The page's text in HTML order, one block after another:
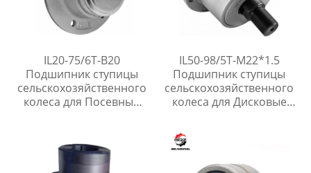
IL20-75/6T-B20
Подшипник ступицы
сельскохозяйственного
колеса для Посевные
IL50-98/5T-M22*1.5
Подшипник ступицы
сельскохозяйственного
колеса для Дисковые